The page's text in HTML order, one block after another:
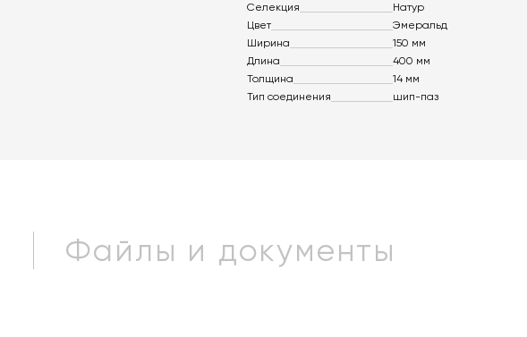
Селекция
Натур
Цвет
Эмеральд
Ширина
150 мм
Длина
400 мм
Толщина
14 мм
Тип соединения
шип-паз
Файлы и документы